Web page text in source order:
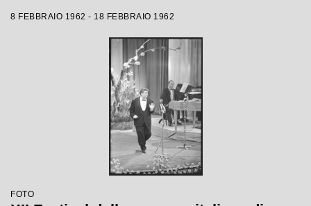
8 FEBBRAIO 1962 - 18 FEBBRAIO 1962
FOTO